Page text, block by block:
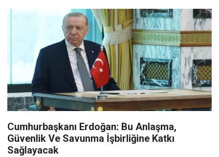
Cumhurbaşkanı Erdoğan: Bu Anlaşma,
Güvenlik Ve Savunma İşbirliğine Katkı
Sağlayacak